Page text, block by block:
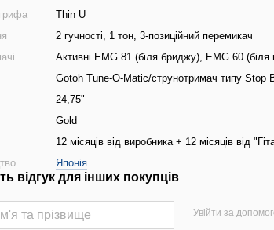
Thin U
2 гучності, 1 тон, 3-позиційний перемикач
Активні EMG 81 (біля бриджу), EMG 60 (біля
Gotoh Tune-O-Matic/струнотримач типу Stop
24,75"
Gold
12 місяців від виробника + 12 місяців від
Японія
відгук для інших покупців
Увійти за